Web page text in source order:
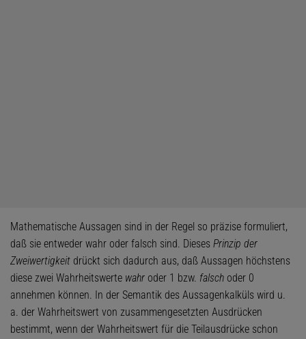
Mathematische Aussagen sind in der Regel so präzise formuliert,
daß sie entweder wahr oder falsch sind. Dieses Prinzip der
Zweiwertigkeit drückt sich dadurch aus, daß Aussagen höchstens
diese zwei Wahrheitswerte wahr oder 1 bzw. falsch oder 0
annehmen können. In der Semantik des Aussagenkalküls wird u.
a. der Wahrheitswert von zusammengesetzten Ausdrücken
bestimmt, wenn der Wahrheitswert für die Teilausdrücke schon